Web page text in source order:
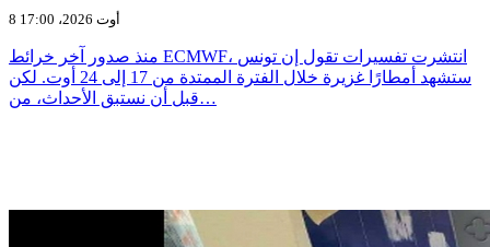
8 أوت 2026، 17:00
منذ صدور آخر خرائط ECMWF، انتشرت تفسيرات تقول إن تونس
ستشهد أمطارًا غزيرة خلال الفترة الممتدة من 17 إلى 24 أوت. لكن
قبل أن نستبق الأحداث، من…